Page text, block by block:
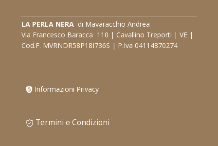
LA PERLA NERA di Mavaracchio Andrea
Via Francesco Baracca 110 | Cavallino Treporti | VE |
Cod.F. MVRNDR58P18I736S | P.Iva 04114870274
Informazioni Privacy
Termini e Condizioni